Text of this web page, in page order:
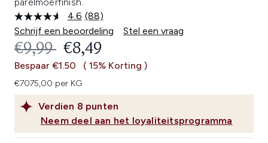
4.6 Lees
88
beoordelingen.
Dezelfde
(88)
Schrijf een beoordeling
Stel een vraag
Verdien 8 punten
Neem deel aan het loyaliteitsprogramma
RECOMMENDED RETAIL PRICE:
€9,99 HUIDIGE PRIJS:
€8,49
Bespaar €1.50 ( 15% Korting )
€7075,00 per KG